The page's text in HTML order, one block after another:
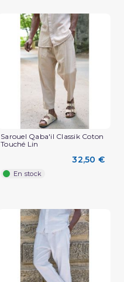
Sarouel Qaba'il Classik Coton
Touché Lin
32,50 €
En stock